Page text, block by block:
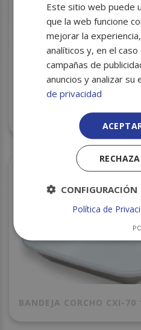
BANDEJA CORCHO CXI-
BANDEJA CORCHO CXI-
Este sitio web puede
que la web funcione
mejorar la
analíticos y, en el
campañas de
anuncios y analizar su
de privacidad
CONFIGURACIÓN
Política de